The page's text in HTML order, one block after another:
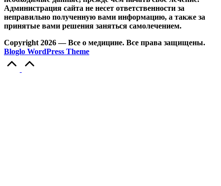
Администрация сайта не несет ответственности за
неправильно полученную вами информацию, а также за
принятые вами решения заняться самолечением.
Copyright 2026 — Все о медицине. Все права защищены.
Bloglo WordPress Theme